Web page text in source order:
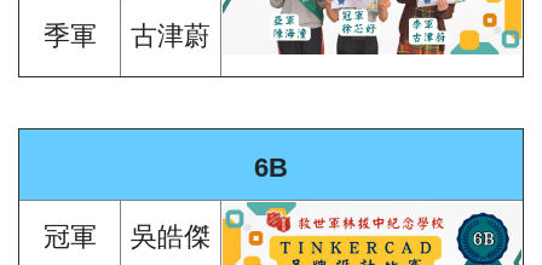
季軍 古津蔚
6B
冠軍 吳皓傑